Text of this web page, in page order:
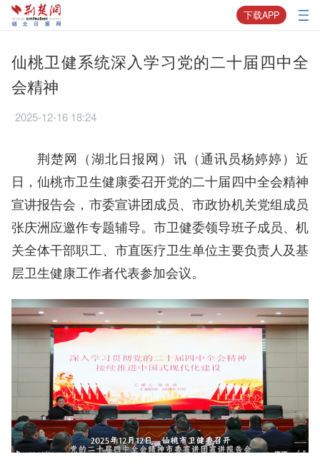
下载APP
仙桃卫健系统深入学习党的二十届四中全
会精神
2025-12-16 18:24
荆楚网（湖北日报网）讯（通讯员杨婷婷）近
日，仙桃市卫生健康委召开党的二十届四中全会精神
宣讲报告会，市委宣讲团成员、市政协机关党组成员
张庆洲应邀作专题辅导。市卫健委领导班子成员、机
关全体干部职工、市直医疗卫生单位主要负责人及基
层卫生健康工作者代表参加会议。